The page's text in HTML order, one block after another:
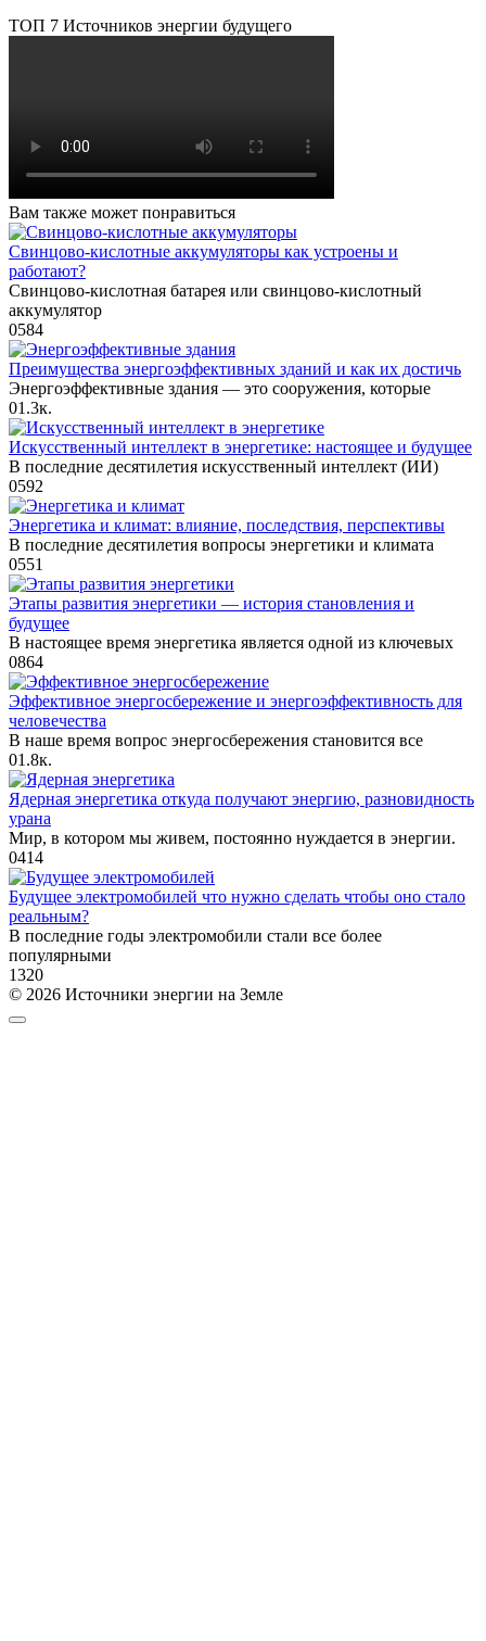
ТОП 7 Источников энергии будущего
Вам также может понравиться
Свинцово-кислотные аккумуляторы как устроены и
работают?
Свинцово-кислотная батарея или свинцово-кислотный
аккумулятор
0584
Преимущества энергоэффективных зданий и как их достичь
Энергоэффективные здания — это сооружения, которые
01.3к.
Искусственный интеллект в энергетике: настоящее и будущее
В последние десятилетия искусственный интеллект (ИИ)
0592
Энергетика и климат: влияние, последствия, перспективы
В последние десятилетия вопросы энергетики и климата
0551
Этапы развития энергетики — история становления и
будущее
В настоящее время энергетика является одной из ключевых
0864
Эффективное энергосбережение и энергоэффективность для
человечества
В наше время вопрос энергосбережения становится все
01.8к.
Ядерная энергетика откуда получают энергию, разновидность
урана
Мир, в котором мы живем, постоянно нуждается в энергии.
0414
Будущее электромобилей что нужно сделать чтобы оно стало
реальным?
В последние годы электромобили стали все более
популярными
1320
© 2026 Источники энергии на Земле